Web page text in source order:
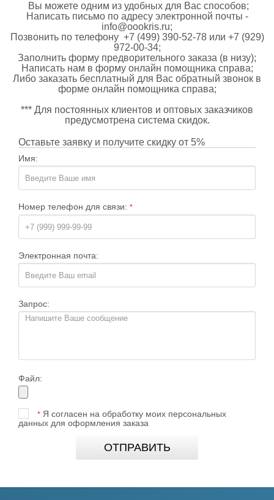
Вы можете одним из удобных для Вас способов;
Написать письмо по адресу электронной почты -
info@oookris.ru;
Позвонить по телефону +7 (499) 390-52-78 или +7 (929)
972-00-34;
Заполнить форму предворительного заказа (в низу);
Написать нам в форму онлайн помощника справа;
Либо заказать бесплатный для Вас обратный звонок в
форме онлайн помощника справа;
*** Для постоянных клиентов и оптовых заказчиков
предусмотрена система скидок.
Оставьте заявку и получите скидку от 5%
Имя:
Номер телефон для связи: *
Электронная почта:
Запрос:
Файл:
* Я согласен на обработку моих персональных
данных для оформления заказа
ОТПРАВИТЬ